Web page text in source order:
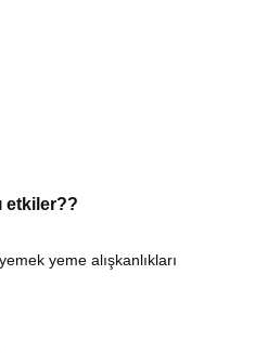
etkiler??
yeme alışkanlıkları